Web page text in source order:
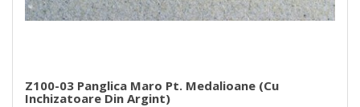
Z100-03 Panglica Maro Pt. Medalioane (cu
Inchizatoare Din Argint)